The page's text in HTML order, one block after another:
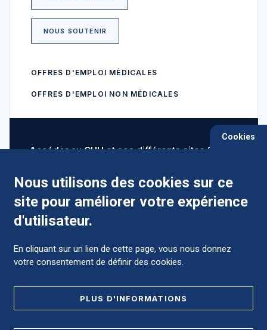
NOUS SOUTENIR
OFFRES D'EMPLOI MÉDICALES
OFFRES D'EMPLOI NON MÉDICALES
Accéder au CHU et ses différents sites ?
Comment préparer mon hospitalisation ?
Cookies
Nous utilisons des cookies sur ce
site pour améliorer votre expérience
d'utilisateur.
En cliquant sur un lien de cette page, vous nous donnez
votre consentement de définir des cookies.
PLUS D'INFORMATIONS